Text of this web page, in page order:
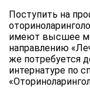
Поступить на
имеют высшее
направлению
же потребуется
интернатуре по